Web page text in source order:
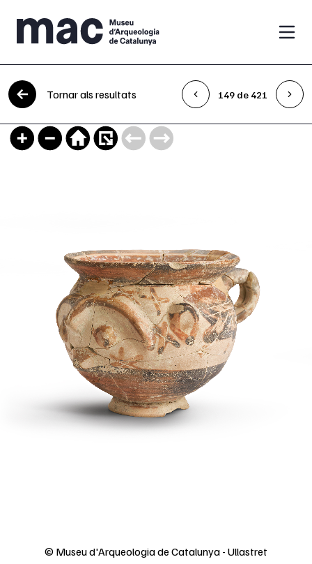
Vés al contingut
Tornar als resultats 149 de 421
© Museu d'Arqueologia de Catalunya - Ullastret